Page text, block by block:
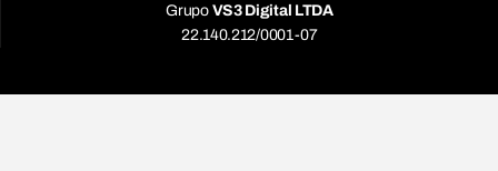
Grupo VS3 Digital LTDA
22.140.212/0001-07